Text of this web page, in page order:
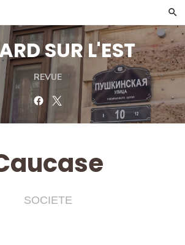
SUR L'EST
REVUE
FacebookTwitter
SOCIETE